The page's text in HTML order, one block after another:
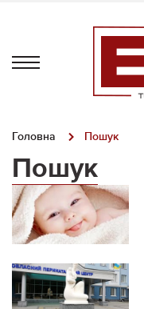
Головна Пошук
Пошук